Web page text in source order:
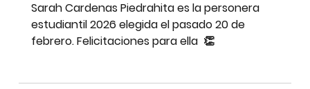
Sarah Cardenas Piedrahita es la personera
estudiantil 2026 elegida el pasado 20 de
febrero. Felicitaciones para ella  👏